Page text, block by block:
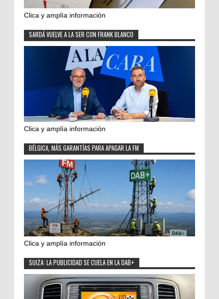
Clica y amplía información
SARDÁ VUELVE A LA SER CON FRANK BLANCO
Clica y amplía información
BÉLGICA, MÁS GARANTÍAS PARA APAGAR LA FM
Clica y amplía información
SUIZA: LA PUBLICIDAD SE CUELA EN LA DAB+